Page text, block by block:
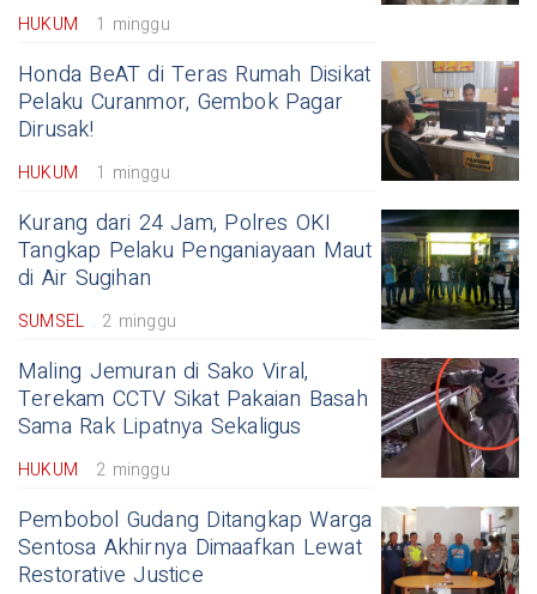
HUKUM 1 minggu
Honda BeAT di Teras Rumah Disikat
Pelaku Curanmor, Gembok Pagar
Dirusak!
HUKUM 1 minggu
Kurang dari 24 Jam, Polres OKI
Tangkap Pelaku Penganiayaan Maut
di Air Sugihan
SUMSEL 2 minggu
Maling Jemuran di Sako Viral,
Terekam CCTV Sikat Pakaian Basah
Sama Rak Lipatnya Sekaligus
HUKUM 2 minggu
Pembobol Gudang Ditangkap Warga
Sentosa Akhirnya Dimaafkan Lewat
Restorative Justice